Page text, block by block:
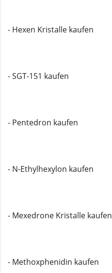
- Hexen Kristalle kaufen
- SGT-151 kaufen
- Pentedron kaufen
- N-Ethylhexylon kaufen
- Mexedrone Kristalle kaufen
- Methoxphenidin kaufen